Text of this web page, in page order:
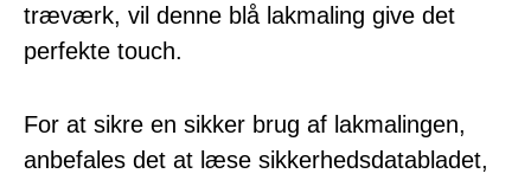
træværk, vil denne blå lakmaling give det
perfekte touch.
For at sikre en sikker brug af lakmalingen,
anbefales det at læse sikkerhedsdatabladet,